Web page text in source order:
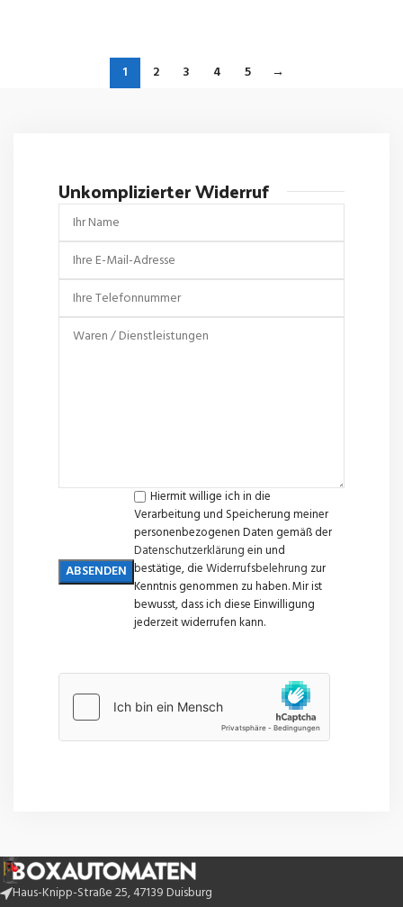
1 2 3 4 5 →
Unkomplizierter Widerruf
Hiermit willige ich in die
Verarbeitung und Speicherung meiner
personenbezogenen Daten gemäß der
Datenschutzerklärungein und
bestätige, dieWiderrufsbelehrung zur
Kenntnis genommen zu haben. Mir ist
bewusst, dass ich diese Einwilligung
jederzeit widerrufen kann.
Haus-Knipp-Straße 25, 47139 Duisburg